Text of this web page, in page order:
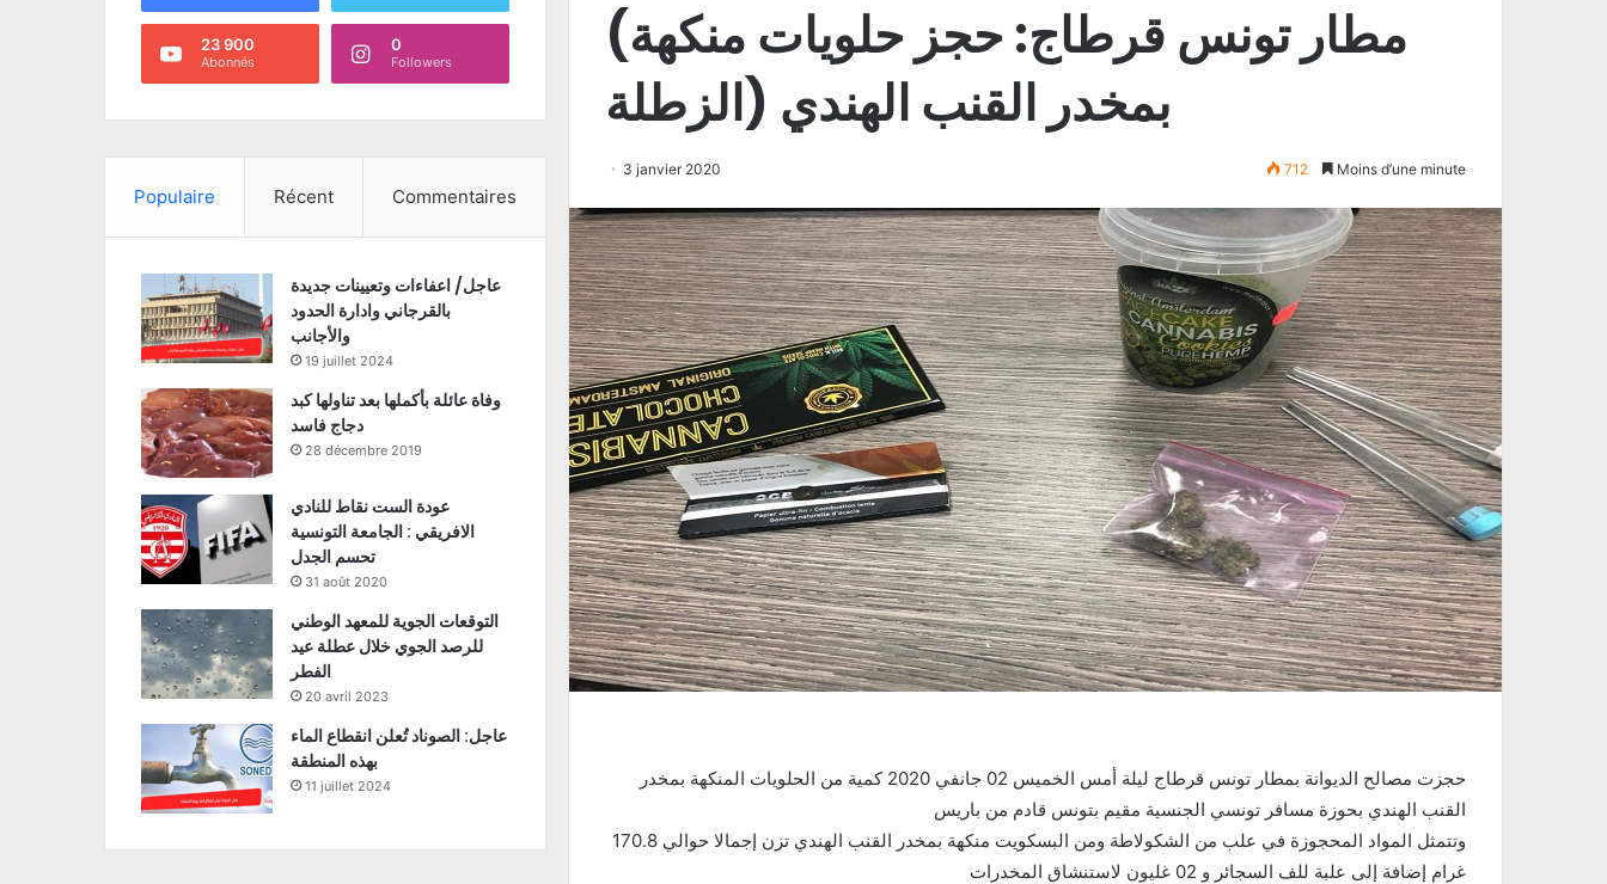
(مطار تونس قرطاج: حجز حلويات منكهة
بمخدر القنب الهندي (الزطلة
3 janvier 2020 712 Moins d’une minute
حجزت مصالح الديوانة بمطار تونس قرطاج ليلة أمس الخميس 02 جانفي 2020 كمية من الحلويات المنكهة بمخدر
القنب الهندي بحوزة مسافر تونسي الجنسية مقيم بتونس قادم من باريس
وتتمثل المواد المحجوزة في علب من الشكولاطة ومن البسكويت منكهة بمخدر القنب الهندي تزن إجمالا حوالي 170.8
غرام إضافة إلى علبة للف السجائر و 02 غليون لاستنشاق المخدرات
23 900
Abonnés
0
Followers
Populaire Récent Commentaires
عاجل/ اعفاءات وتعيينات جديدة
بالقرجاني وادارة الحدود
والأجانب
19 juillet 2024
وفاة عائلة بأكملها بعد تناولها كبد
دجاج فاسد
28 décembre 2019
عودة الست نقاط للنادي
الافريقي : الجامعة التونسية
تحسم الجدل
31 août 2020
التوقعات الجوية للمعهد الوطني
للرصد الجوي خلال عطلة عيد
الفطر
20 avril 2023
عاجل: الصوناد تُعلن انقطاع الماء
بهذه المنطقة
11 juillet 2024